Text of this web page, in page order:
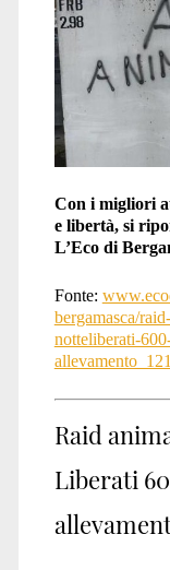
Con i migliori
e libertà, si
L’Eco di
Fonte:
bergamasca/
notteliberati-
Raid
Liberati